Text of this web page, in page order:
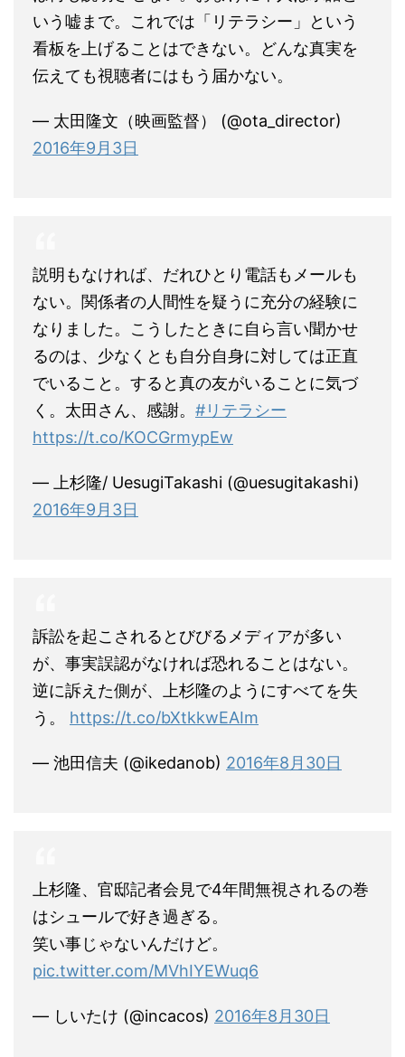
いう嘘まで。これでは「リテラシー」という
看板を上げることはできない。どんな真実を
伝えても視聴者にはもう届かない。
— 太田隆文（映画監督） (@ota_director)
2016年9月3日
説明もなければ、だれひとり電話もメールも
ない。関係者の人間性を疑うに充分の経験に
なりました。こうしたときに自ら言い聞かせ
るのは、少なくとも自分自身に対しては正直
でいること。すると真の友がいることに気づ
く。太田さん、感謝。 #リテラシー
https://t.co/KOCGrmypEw
— 上杉隆/ UesugiTakashi (@uesugitakashi)
2016年9月3日
訴訟を起こされるとびびるメディアが多い
が、事実誤認がなければ恐れることはない。
逆に訴えた側が、上杉隆のようにすべてを失
う。 https://t.co/bXtkkwEAIm
— 池田信夫 (@ikedanob) 2016年8月30日
上杉隆、官邸記者会見で4年間無視されるの巻
はシュールで好き過ぎる。
笑い事じゃないんだけど。
pic.twitter.com/MVhIYEWuq6
— しいたけ (@incacos) 2016年8月30日